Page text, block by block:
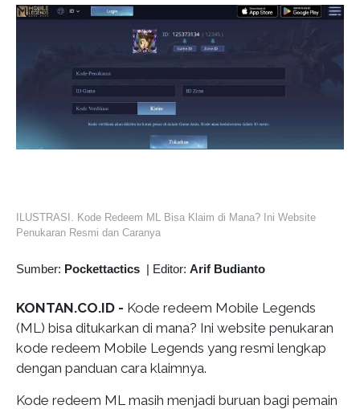
ILUSTRASI. Kode Redeem ML Bisa Klaim di Mana? Ini Website
Penukaran Resmi dan Caranya
Sumber: Pockettactics | Editor: Arif Budianto
KONTAN.CO.ID - Kode redeem Mobile Legends
(ML) bisa ditukarkan di mana? Ini website penukaran
kode redeem Mobile Legends yang resmi lengkap
dengan panduan cara klaimnya.
Kode redeem ML masih menjadi buruan bagi pemain